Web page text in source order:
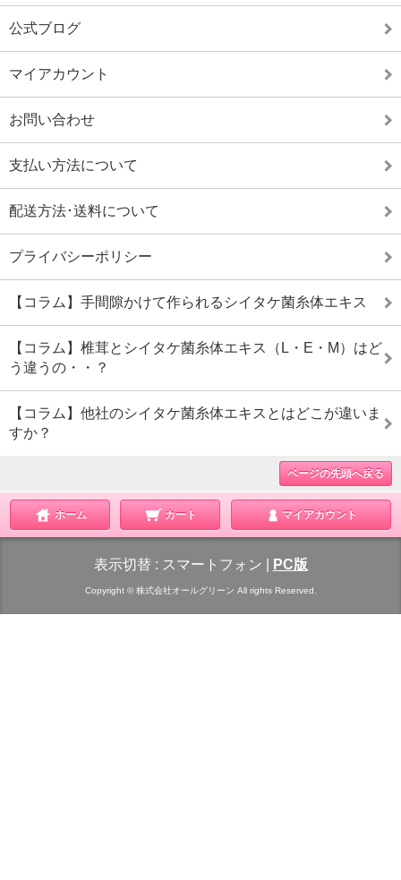
公式ブログ
マイアカウント
お問い合わせ
支払い方法について
配送方法･送料について
プライバシーポリシー
【コラム】手間隙かけて作られるシイタケ菌糸体エキス
【コラム】椎茸とシイタケ菌糸体エキス（L・E・M）はど
う違うの・・？
【コラム】他社のシイタケ菌糸体エキスとはどこが違いま
すか？
ページの先頭へ戻る
ホーム カート マイアカウント
表示切替 : スマートフォン PC版
Copyright © 株式会社オールグリーン All rights Reserved.